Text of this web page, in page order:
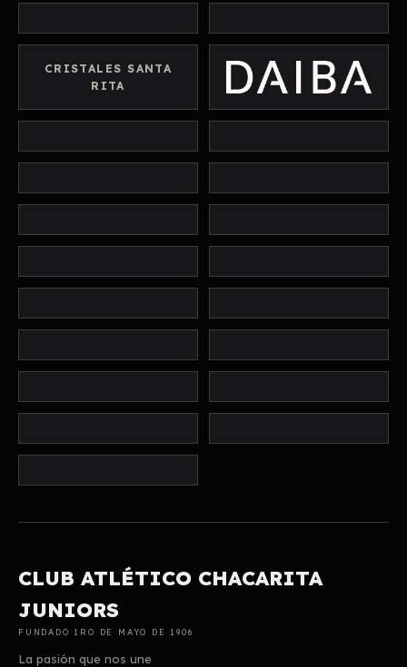
CRISTALES SANTA
RITA
CLUB ATLÉTICO CHACARITA
JUNIORS
FUNDADO 1RO DE MAYO DE 1906
La pasión que nos une